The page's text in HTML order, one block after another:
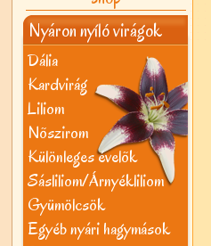
Nyáron nyíló virágok
Dália
Kardvirág
Liliom
Nõszirom
Különleges évelõk
Sásliliom/Árnyékliliom
Gyümölcsök
Egyéb nyári hagymások